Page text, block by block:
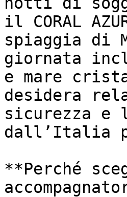
il CORAL
spiaggia di
giornata
e mare
desidera
sicurezza e
dall’Italia
**Perché